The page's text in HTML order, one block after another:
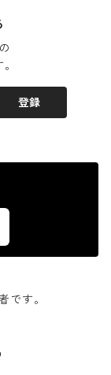
登録
です。